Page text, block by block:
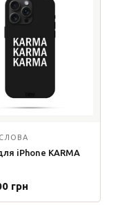
iPhone KARMA
грн